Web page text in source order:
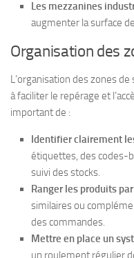
Les mezzanines
augmenter la surface
Organisation des
L’organisation des zones
à faciliter le repérage et
important de :
Identifier clairement
étiquettes, des codes-
suivi des stocks.
Ranger les produits
similaires ou
des commandes.
Mettre en place un
un roulement régulier